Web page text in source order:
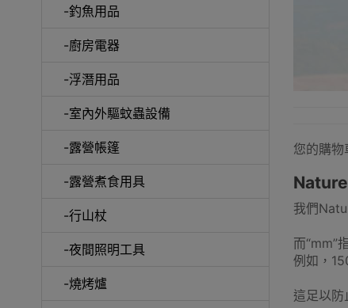
-釣魚用品
-廚房電器
-浮潛用品
-室內外驅蚊蟲設備
-露營帳篷
-露營煮食用具
-行山杖
-夜間照明工具
-燒烤爐
您的購物
我們
而“mm”
例如，
這足以防